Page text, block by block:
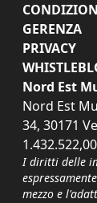
GERENZA
PRIVACY
Nord Est
Nord Est
34, 30171
I diritti delle
mezzo e